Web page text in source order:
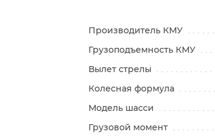
Производитель КМУ
Грузоподъемность КМУ
Вылет стрелы
Колесная формула
Модель шасси
Грузовой момент